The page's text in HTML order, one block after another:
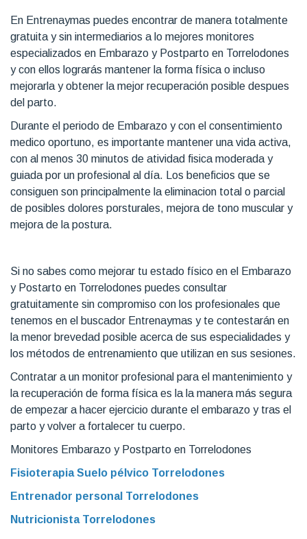
En Entrenaymas puedes encontrar de manera totalmente
gratuita y sin intermediarios a lo mejores monitores
especializados en Embarazo y Postparto en Torrelodones
y con ellos lograrás mantener la forma física o incluso
mejorarla y obtener la mejor recuperación posible despues
del parto.
Durante el periodo de Embarazo y con el consentimiento
medico oportuno, es importante mantener una vida activa,
con al menos 30 minutos de atividad fisica moderada y
guiada por un profesional al día. Los beneficios que se
consiguen son principalmente la eliminacion total o parcial
de posibles dolores porsturales, mejora de tono muscular y
mejora de la postura.
Si no sabes como mejorar tu estado físico en el Embarazo
y Postarto en Torrelodones puedes consultar
gratuitamente sin compromiso con los profesionales que
tenemos en el buscador Entrenaymas y te contestarán en
la menor brevedad posible acerca de sus especialidades y
los métodos de entrenamiento que utilizan en sus sesiones.
Contratar a un monitor profesional para el mantenimiento y
la recuperación de forma física es la la manera más segura
de empezar a hacer ejercicio durante el embarazo y tras el
parto y volver a fortalecer tu cuerpo.
Monitores Embarazo y Postparto en Torrelodones
Fisioterapia Suelo pélvico Torrelodones
Entrenador personal Torrelodones
Nutricionista Torrelodones